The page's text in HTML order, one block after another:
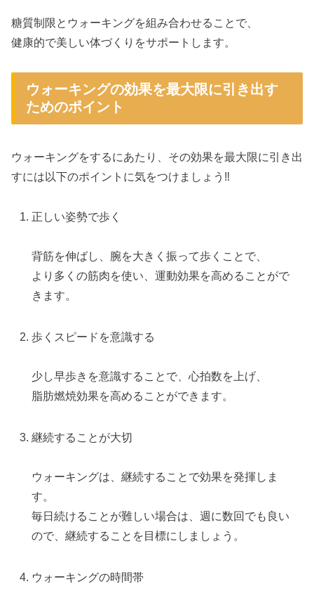
糖質制限とウォーキングを組み合わせることで、
健康的で美しい体づくりをサポートします。
ウォーキングの効果を最大限に引き出す
ためのポイント
ウォーキングをするにあたり、その効果を最大限に引き出
すには以下のポイントに気をつけましょう‼︎
正しい姿勢で歩く
背筋を伸ばし、腕を大きく振って歩くことで、
より多くの筋肉を使い、運動効果を高めることがで
きます。
歩くスピードを意識する
少し早歩きを意識することで、心拍数を上げ、
脂肪燃焼効果を高めることができます。
継続することが大切
ウォーキングは、継続することで効果を発揮しま
す。
毎日続けることが難しい場合は、週に数回でも良い
ので、継続することを目標にしましょう。
ウォーキングの時間帯